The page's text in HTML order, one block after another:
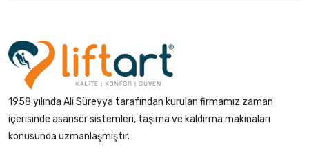
1958 yılında Ali Süreyya tarafından kurulan firmamız zaman
içerisinde asansör sistemleri, taşıma ve kaldırma makinaları
konusunda uzmanlaşmıştır.